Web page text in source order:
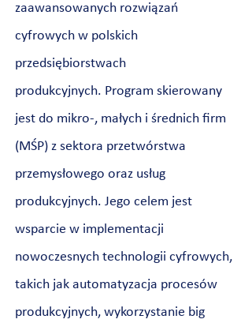
zaawansowanych rozwiązań
cyfrowych w polskich
przedsiębiorstwach
produkcyjnych. Program skierowany
jest do mikro-, małych i średnich firm
(MŚP) z sektora przetwórstwa
przemysłowego oraz usług
produkcyjnych. Jego celem jest
wsparcie w implementacji
nowoczesnych technologii cyfrowych,
takich jak automatyzacja procesów
produkcyjnych, wykorzystanie big